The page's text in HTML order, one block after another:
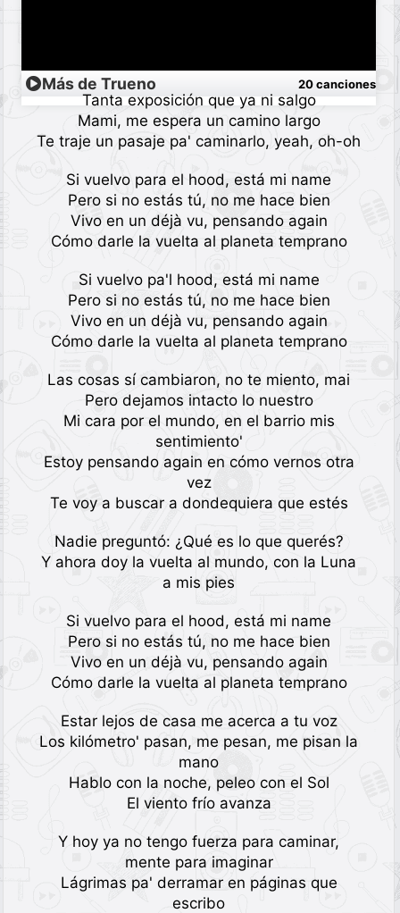
Tanta exposición que ya ni salgo
Mami, me espera un camino largo
Te traje un pasaje pa' caminarlo, yeah, oh-oh
Si vuelvo para el hood, está mi name
Pero si no estás tú, no me hace bien
Vivo en un déjà vu, pensando again
Cómo darle la vuelta al planeta temprano
Si vuelvo pa'l hood, está mi name
Pero si no estás tú, no me hace bien
Vivo en un déjà vu, pensando again
Cómo darle la vuelta al planeta temprano
Las cosas sí cambiaron, no te miento, mai
Pero dejamos intacto lo nuestro
Mi cara por el mundo, en el barrio mis
sentimiento'
Estoy pensando again en cómo vernos otra
vez
Te voy a buscar a dondequiera que estés
Nadie preguntó: ¿Qué es lo que querés?
Y ahora doy la vuelta al mundo, con la Luna
a mis pies
Si vuelvo para el hood, está mi name
Pero si no estás tú, no me hace bien
Vivo en un déjà vu, pensando again
Cómo darle la vuelta al planeta temprano
Estar lejos de casa me acerca a tu voz
Los kilómetro' pasan, me pesan, me pisan la
mano
Hablo con la noche, peleo con el Sol
El viento frío avanza
Y hoy ya no tengo fuerza para caminar,
mente para imaginar
Lágrimas pa' derramar en páginas que
escribo
Más de Trueno 20 canciones